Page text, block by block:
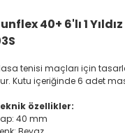
40+ 6'lı 1
tenisi maçları için
Kutu içeriğinde 6 adet
özellikler:
40 mm